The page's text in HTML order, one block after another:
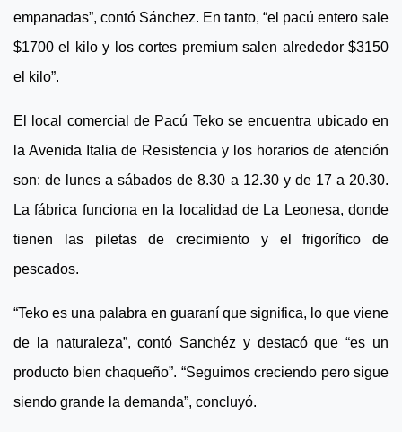
empanadas”, contó Sánchez. En tanto, “el pacú entero sale
$1700 el kilo y los cortes premium salen alrededor $3150
el kilo”.
El local comercial de Pacú Teko se encuentra ubicado en
la Avenida Italia de Resistencia y los horarios de atención
son: de lunes a sábados de 8.30 a 12.30 y de 17 a 20.30.
La fábrica funciona en la localidad de La Leonesa, donde
tienen las piletas de crecimiento y el frigorífico de
pescados.
“Teko es una palabra en guaraní que significa, lo que viene
de la naturaleza”, contó Sanchéz y destacó que “es un
producto bien chaqueño”. “Seguimos creciendo pero sigue
siendo grande la demanda”, concluyó.